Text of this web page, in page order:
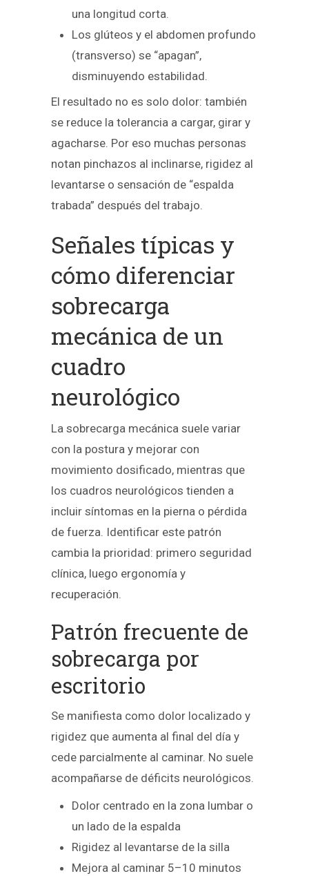
una longitud corta.
Los glúteos y el abdomen profundo
(transverso) se “apagan”,
disminuyendo estabilidad.
El resultado no es solo dolor: también
se reduce la tolerancia a cargar, girar y
agacharse. Por eso muchas personas
notan pinchazos al inclinarse, rigidez al
levantarse o sensación de “espalda
trabada” después del trabajo.
Señales típicas y
cómo diferenciar
sobrecarga
mecánica de un
cuadro
neurológico
La sobrecarga mecánica suele variar
con la postura y mejorar con
movimiento dosificado, mientras que
los cuadros neurológicos tienden a
incluir síntomas en la pierna o pérdida
de fuerza. Identificar este patrón
cambia la prioridad: primero seguridad
clínica, luego ergonomía y
recuperación.
Patrón frecuente de
sobrecarga por
escritorio
Se manifiesta como dolor localizado y
rigidez que aumenta al final del día y
cede parcialmente al caminar. No suele
acompañarse de déficits neurológicos.
Dolor centrado en la zona lumbar o
un lado de la espalda
Rigidez al levantarse de la silla
Mejora al caminar 5–10 minutos